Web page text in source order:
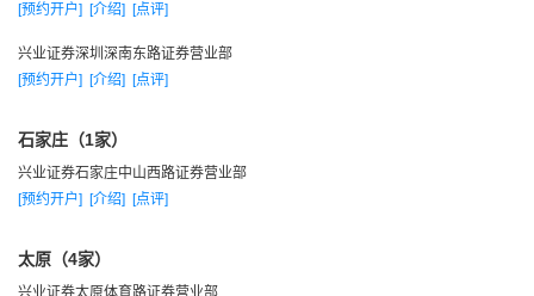
继开业，全国性营业网点布局初步形成。
2002年，各项业务仍旧保持快速发展势头。其中经纪业务A
股基金市场份额上升60%，交易量排名从上年第19位上升到第
2001年，B股市场向国内个人投资者开放后，首家获得经纪
业务资格。
承销金额和家数排名分别从上年的第19和第17位上升到第16和
第13位。
[预约开户] [介绍] [点评]
兴业证券深圳深南东路证券营业部
[预约开户] [介绍] [点评]
石家庄（1家）
兴业证券石家庄中山西路证券营业部
[预约开户] [介绍] [点评]
太原（4家）
兴业证券太原体育路证券营业部